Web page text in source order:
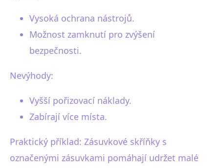
Vysoká ochrana nástrojů.
Možnost zamknutí pro zvýšení
bezpečnosti.
Nevýhody:
Vyšší pořizovací náklady.
Zabírají více místa.
Praktický příklad: Zásuvkové skříňky s
označenými zásuvkami pomáhají udržet malé